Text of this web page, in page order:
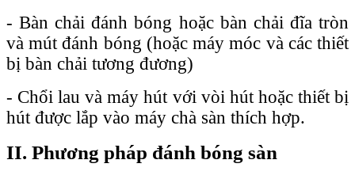
- Bàn chải đánh bóng hoặc bàn chải đĩa tròn
và mút đánh bóng (hoặc máy móc và các thiết
bị bàn chải tương đương)
- Chổi lau và máy hút với vòi hút hoặc thiết bị
hút được lắp vào máy chà sàn thích hợp.
II. Phương pháp đánh bóng sàn